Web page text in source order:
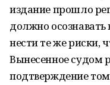
издание прошло
должно осознавать
нести те же риски,
Вынесенное судом
подтверждение